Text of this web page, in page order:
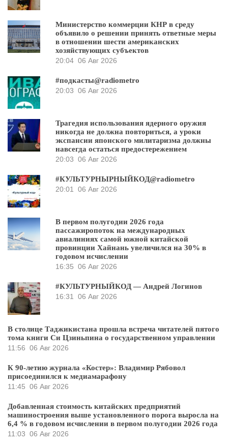
Министерство коммерции КНР в среду
объявило о решении принять ответные меры
в отношении шести американских
хозяйствующих субъектов
20:04 06 Авг 2026
#подкасты@radiometro
20:03 06 Авг 2026
Трагедия использования ядерного оружия
никогда не должна повториться, а уроки
экспансии японского милитаризма должны
навсегда остаться предостережением
20:03 06 Авг 2026
#КУЛЬТУРНЫРНЫЙКОД@radiometro
20:01
06 Авг 2026
В первом полугодии 2026 года
пассажиропоток на международных
авиалиниях самой южной китайской
провинции Хайнань увеличился на 30% в
годовом исчислении
16:35 06 Авг 2026
#КУЛЬТУРНЫЙКОД — Андрей Логинов
16:31
06 Авг 2026
В столице Таджикистана прошла встреча читателей пятого
тома книги Си Цзиньпина о государственном управлении
11:56 06 Авг 2026
К 90-летию журнала «Костер»: Владимир Рябовол
присоединился к медиамарафону
11:45 06 Авг 2026
Добавленная стоимость китайских предприятий
машиностроения выше установленного порога выросла на
6,4 % в годовом исчислении в первом полугодии 2026 года
11:03 06 Авг 2026